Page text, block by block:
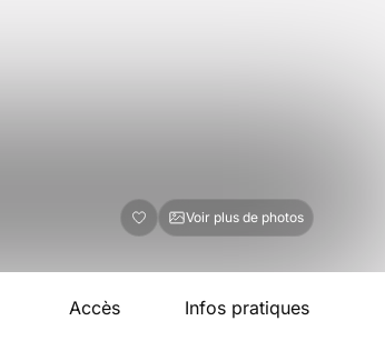
Voir plus de photos
Accès Infos pratiques